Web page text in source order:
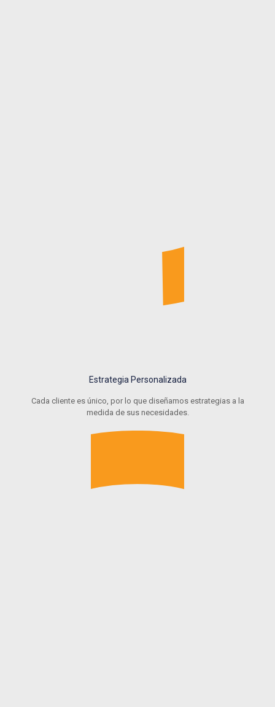
Estrategia Personalizada
Cada cliente es único, por lo que diseñamos estrategias a la
medida de sus necesidades.